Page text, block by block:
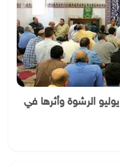
موضوع خطبة الجمعة اليوم 31 يوليو الرشوة وأثرها في